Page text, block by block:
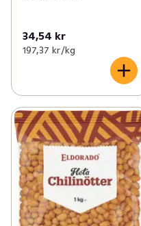
34,54 kr
197,37 kr /kg